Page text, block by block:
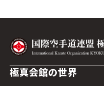
極真会館の世界